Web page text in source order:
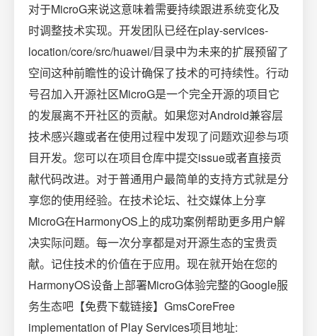
对于MicroG来说这意味着需要持续跟进系统变化及
时调整技术实现。开发团队已经在play-services-
location/core/src/huawei/目录中为未来的扩展预留了
空间这种前瞻性的设计确保了技术的可持续性。行动
号召加入开源社区MicroG是一个完全开源的项目它
的发展离不开社区的贡献。如果您对Android兼容层
技术感兴趣或者在使用过程中发现了问题欢迎参与项
目开发。您可以在项目仓库中提交issue或者直接贡
献代码改进。对于普通用户最简单的支持方式就是分
享您的使用经验。在技术论坛、社交媒体上分享
MicroG在HarmonyOS上的成功案例帮助更多用户解
决实际问题。每一次分享都是对开源生态的宝贵贡
献。记住技术的价值在于应用。现在就开始在您的
HarmonyOS设备上部署MicroG体验完整的Google服
务生态吧【免费下载链接】GmsCoreFree
implementation of Play Services项目地址: